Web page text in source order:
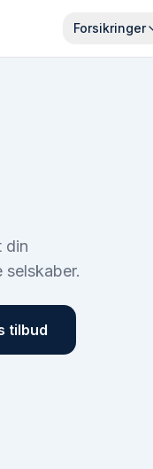
Forsikringer
din
tilbud